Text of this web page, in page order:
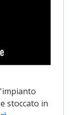
stoccato in